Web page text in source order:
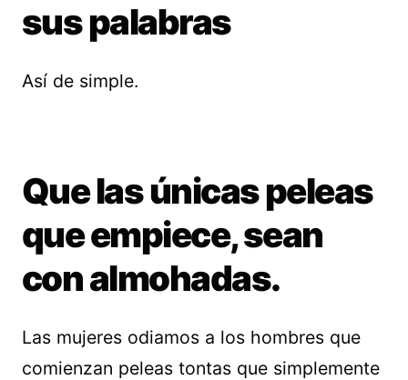
sus palabras
Así de simple.
Que las únicas peleas
que empiece, sean
con almohadas.
Las mujeres odiamos a los hombres que
comienzan peleas tontas que simplemente